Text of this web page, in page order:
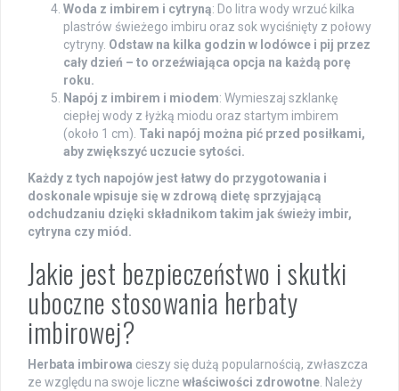
Woda z imbirem i cytryną: Do litra wody wrzuć kilka
plastrów świeżego imbiru oraz sok wyciśnięty z połowy
cytryny. Odstaw na kilka godzin w lodówce i pij przez
cały dzień – to orzeźwiająca opcja na każdą porę
roku.
Napój z imbirem i miodem: Wymieszaj szklankę
ciepłej wody z łyżką miodu oraz startym imbirem
(około 1 cm). Taki napój można pić przed posiłkami,
aby zwiększyć uczucie sytości.
Każdy z tych napojów jest łatwy do przygotowania i
doskonale wpisuje się w zdrową dietę sprzyjającą
odchudzaniu dzięki składnikom takim jak świeży imbir,
cytryna czy miód.
Jakie jest bezpieczeństwo i skutki
uboczne stosowania herbaty
imbirowej?
Herbata imbirowa cieszy się dużą popularnością, zwłaszcza
ze względu na swoje liczne właściwości zdrowotne . Należy